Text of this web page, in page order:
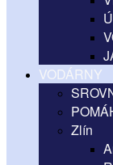
VODÁRNY
Zlín